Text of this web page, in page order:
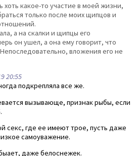
хоть какое-то участие в моей жизни,
только после моих щипцов и
а на скалки и щипцы его
он ушел, а она ему говорит, что
вложения его не
20:55
подкрепляла все же.
вызывающе, признак рыбы, если
секс, где ее имеют трое, пусть даже
самоуважение.
даже белоснежек.